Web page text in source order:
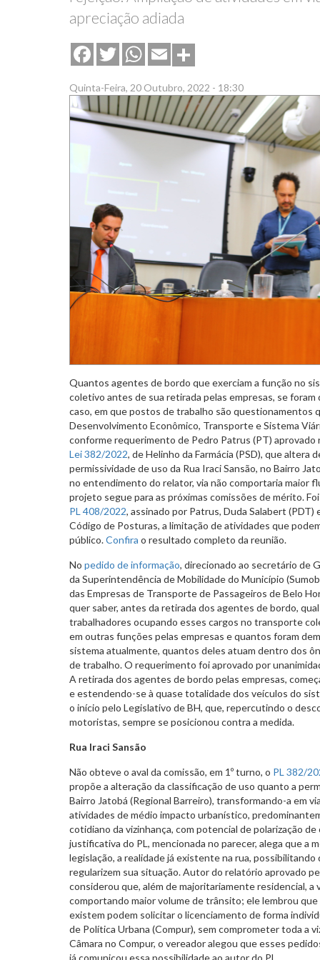
apreciação adiada
FacebookTwitterWhatsApp
Email
Quinta-Feira, 20 Outubro, 2022 - 18:30
Quantos agentes de bordo que exerciam a função no
coletivo antes de sua retirada pelas empresas, se
caso, em que postos de trabalho são questionamentos
Desenvolvimento Econômico, Transporte e Sistema
conforme requerimento de Pedro Patrus (PT)
Lei 382/2022, de Helinho da Farmácia (PSD), que altera
permissividade de uso da Rua Iraci Sansão, no Bairro
no entendimento do relator, via não comportaria maior
projeto segue para as próximas comissões de mérito.
PL 408/2022, assinado por Patrus, Duda Salabert
Código de Posturas, a limitação de atividades que
público.Confira o resultado completo da reunião.
No pedido de informação, direcionado ao secretário de
da Superintendência de Mobilidade do Município
das Empresas de Transporte de Passageiros de Belo
quer saber, antes da retirada dos agentes de bordo,
trabalhadores ocupando esses cargos no transporte
em outras funções pelas empresas e quantos foram
sistema atualmente, quantos deles atuam dentro dos
de trabalho. O requerimento foi aprovado por
A retirada dos agentes de bordo pelas empresas,
e estendendo-se à quase totalidade dos veículos do
o início pelo Legislativo de BH, que, repercutindo o
motoristas, sempre se posicionou contra a medida.
Rua Iraci Sansão
Não obteve o aval da comissão, em 1º turno, o PL 382/
propõe a alteração da classificação de uso quanto a
Bairro Jatobá (Regional Barreiro), transformando-a em
atividades de médio impacto urbanístico,
cotidiano da vizinhança, com potencial de polarização
justificativa do PL, mencionada no parecer, alega que a
legislação, a realidade já existente na rua, possibilitando
regularizem sua situação. Autor do relatório aprovado
considerou que, além de majoritariamente residencial, a
comportando maior volume de trânsito; ele lembrou
existem podem solicitar o licenciamento de forma
de Política Urbana (Compur), sem comprometer toda a
Câmara no Compur, o vereador alegou que esses
já comunicou essa possibilidade ao autor do PL.